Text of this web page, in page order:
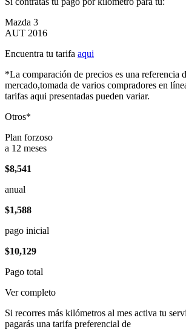
Mazda 3
AUT 2016
Encuentra tu tarifa aqui
*La comparación de precios es una referencia
mercado,tomada de varios compradores en
tarifas aqui presentadas pueden variar.
Otros*
Plan forzoso
a 12 meses
$8,541
anual
$1,588
pago inicial
$10,129
Pago total
Ver completo
Si recorres más kilómetros al mes activa tu
pagarás una tarifa preferencial de